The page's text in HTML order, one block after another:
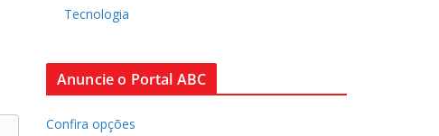
Tecnologia
Anuncie o Portal ABC
Confira opções